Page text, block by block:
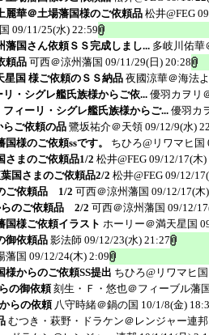
華＠土場藩国様のご依頼品 松井@FEG
09/11/25(水) 22:59
藩国さん依頼ＳＳ完成しまし... 多岐川佑華
頼品 可西＠涼州藩国 09/11/29(日) 20:28
星国 様ご依頼のＳＳ納品 夜國涼華＠海法
・シグレ艦氏族様からご依... 優羽カヲリ
ィーリ・シグレ艦氏族様からご... 優羽カ
ご依頼の品 鷺坂祐介＠天領 09/12/9(水)
様のご依頼ssです。
ちひろ@リワマヒ国
さまのご依頼品1/2 松井@FEG 09/12/17(木)
国さまのご依頼品2/2 松井@FEG 09/12/
ご依頼品 1/2 可西＠涼州藩国 09/12/17(木
らのご依頼品 2/2 可西＠涼州藩国 09/12/
国様ご依頼イラスト ホーリー＠満天星国
御依頼品 影法師 09/12/23(水) 21:27
藩国 09/12/24(木) 2:09
様からのご依頼SS提出 ちひろ@リワマヒ国
の御依頼 刻生・Ｆ・悠也＠フィーブル藩
らの依頼 八守時緒＠鍋の国 10/1/8(金)
むつき・萩野・ドラケン＠レンジャー連邦